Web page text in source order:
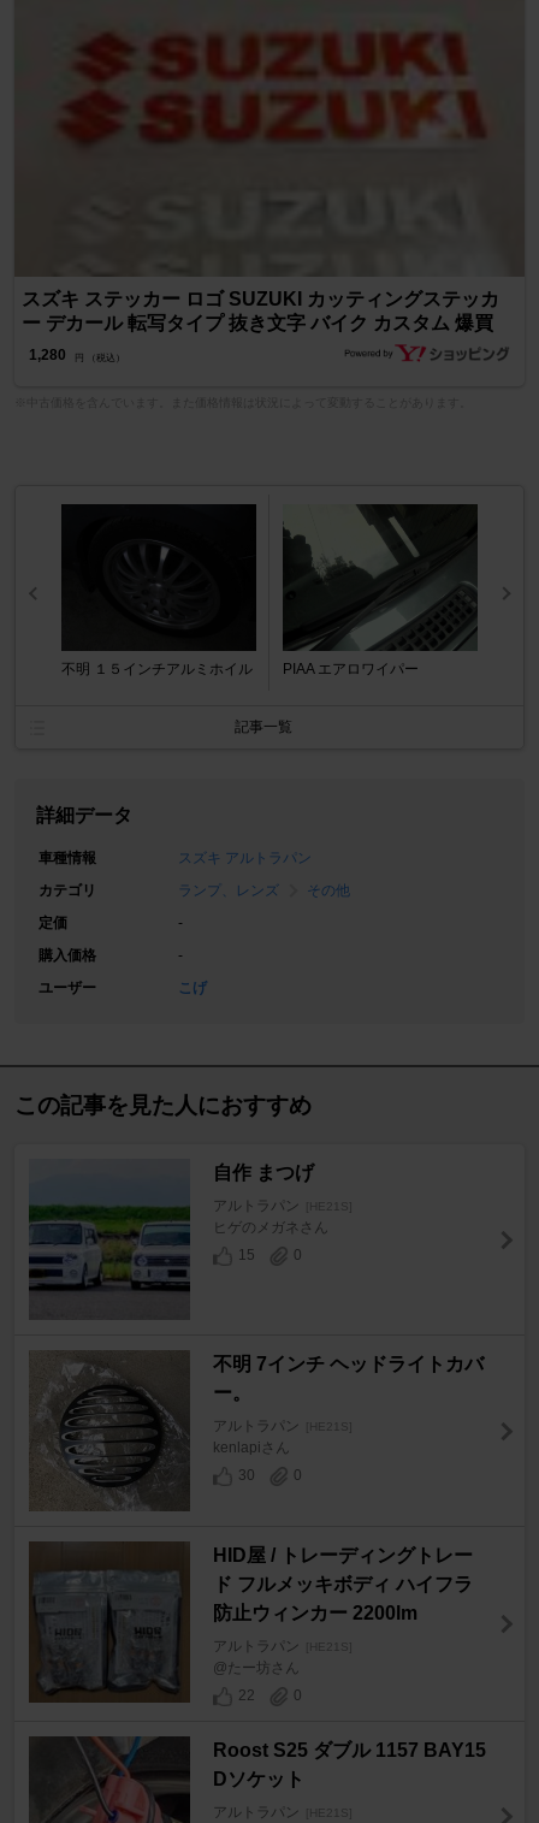
スズキ ステッカー ロゴ SUZUKI カッティングステッカ
ー デカール 転写タイプ 抜き文字 バイク カスタム 爆買
1,280 円 （税込）
不明 １５インチアルミホイル PIAA エアロワイパー
記事一覧
詳細データ
車種情報
スズキ アルトラパン
カテゴリ
ランプ、レンズ
その他
定価
-
購入価格
-
ユーザー
こげ
この記事を見た人におすすめ
自作 まつげ
アルトラパン [HE21S]
ヒゲのメガネさん
15
0
不明 7インチ ヘッドライトカバ
ー。
アルトラパン [HE21S]
kenlapiさん
30
0
HID屋 / トレーディングトレー
ド フルメッキボディ ハイフラ
防止ウィンカー 2200lm
アルトラパン [HE21S]
@たー坊さん
22
0
Roost S25 ダブル 1157 BAY15
Dソケット
アルトラパン [HE21S]